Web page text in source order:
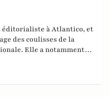
éditorialiste à Atlantico, et
des coulisses de la
Elle a notamment
ambition
réalisé les documentaires